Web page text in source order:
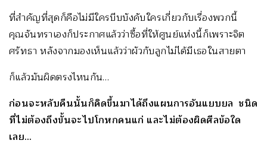
ที่สำคัญที่สุดก็คือไม่มีใครบีบบังคับใครเกี่ยวกับเรื่องพวกนี้
คุณจันทราเองก็ประกาศแล้วว่าซื้อที่ให้ศูนย์แห่งนี้ก็เพราะจิต
ศรัทธา หลังจากมองเห็นแล้วว่าผัวกับลูกไม่ได้มีเธอในสายตา
ก็แล้วมันผิดตรงไหนกัน…
ก่อนจะหลับคืนนั้นก็คิดขึ้นมาได้ถึงแผนการอันแยบยล ชนิด
ที่ไม่ต้องถึงขั้นจะไปโกหกคนแก่ และไม่ต้องผิดศีลข้อใด
เลย…